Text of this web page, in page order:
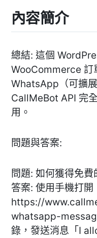
內容簡介
總結: 這個
WooCommerce 訂
WhatsApp（可擴
CallMeBot API 完
用。
問題與答案:
問題: 如何獲得免費
答案: 使用手機打開
https://
whatsapp-
錄，發送消息「I